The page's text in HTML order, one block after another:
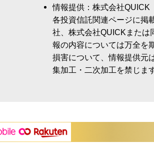
情報提供：株式会社QUICK
各投資信託関連ページに掲
社、株式会社QUICKまたは
報の内容については万全を
損害について、情報提供元
集加工・二次加工を禁じま